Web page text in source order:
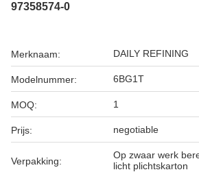
97358574-0
Merknaam: DAILY REFINING
Modelnummer: 6BG1T
MOQ: 1
Prijs: negotiable
Verpakking:
Op zwaar werk
licht plichtskarton